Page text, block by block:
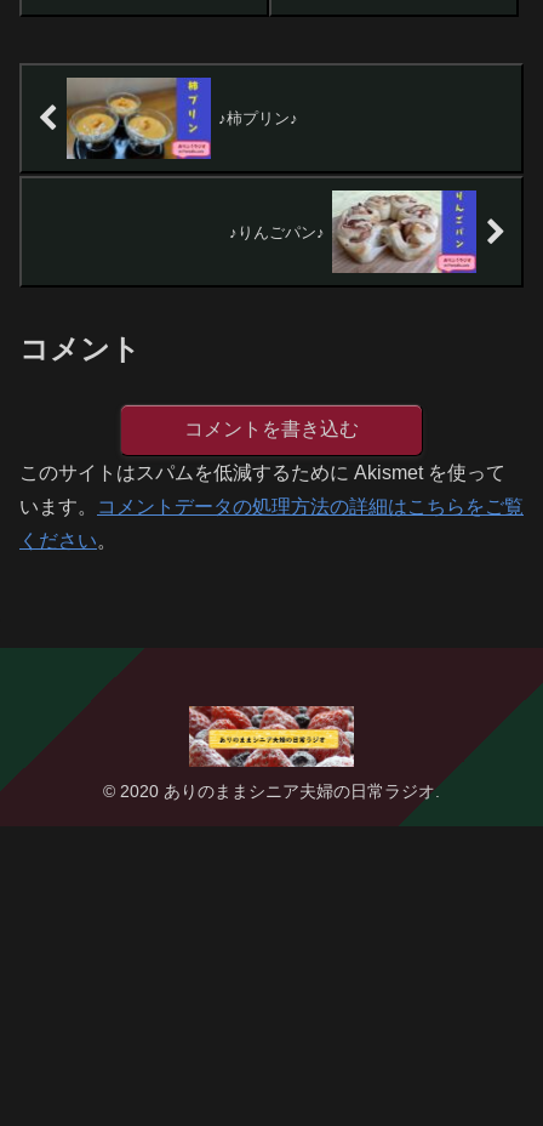
♪柿プリン♪
♪りんごパン♪
コメント
コメントを書き込む
このサイトはスパムを低減するために Akismet を使って
います。
コメントデータの処理方法の詳細はこちらをご覧
ください。
© 2020 ありのままシニア夫婦の日常ラジオ.